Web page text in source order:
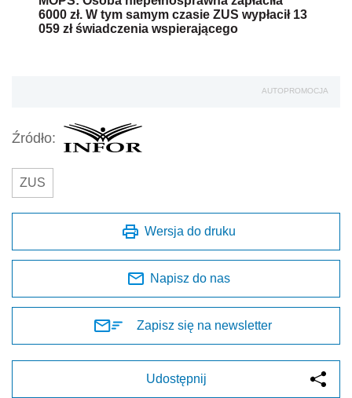
6000 zł. W tym samym czasie ZUS wypłacił 13
059 zł świadczenia wspierającego
AUTOPROMOCJA
Źródło:
ZUS
Wersja do druku
Napisz do nas
Zapisz się na newsletter
Udostępnij